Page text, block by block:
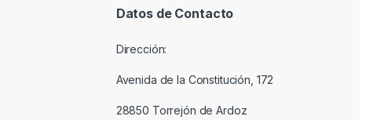
Datos de Contacto
Dirección:
Avenida de la Constitución, 172
28850 Torrejón de Ardoz